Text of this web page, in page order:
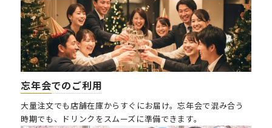
忘年会でのご利用
大量注文でも店舗在庫からすぐにお届け。忘年会で混み合う
時期でも、ドリンクをスムーズに準備できます。